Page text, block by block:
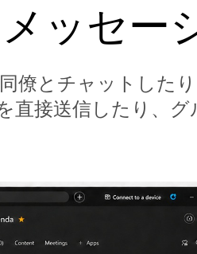
ッセー
僚とチャットした
直接送信したり、